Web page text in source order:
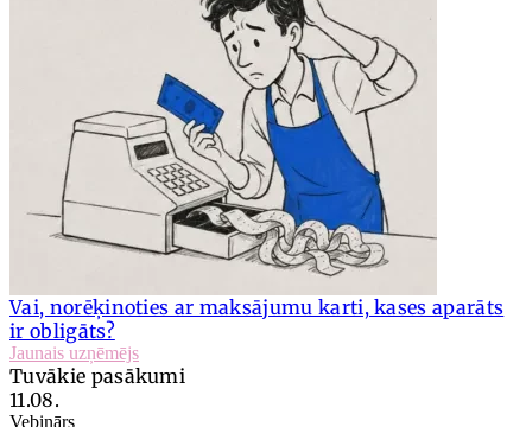
Vai, norēķinoties ar maksājumu karti, kases aparāts
ir obligāts?
Jaunais uzņēmējs
Tuvākie pasākumi
11.08.
Vebinārs